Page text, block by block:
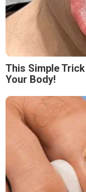
This Simple
Your Body!